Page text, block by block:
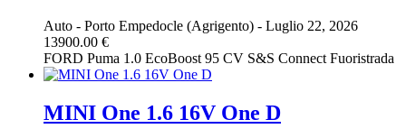
Auto - Porto Empedocle (Agrigento) - Luglio 22, 2026
13900.00 €
FORD Puma 1.0 EcoBoost 95 CV S&S Connect Fuoristrada
MINI One 1.6 16V One D